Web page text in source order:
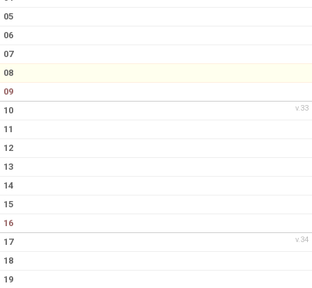
05
06
07
08
09
v.33
10
11
12
13
14
15
16
v.34
17
18
19